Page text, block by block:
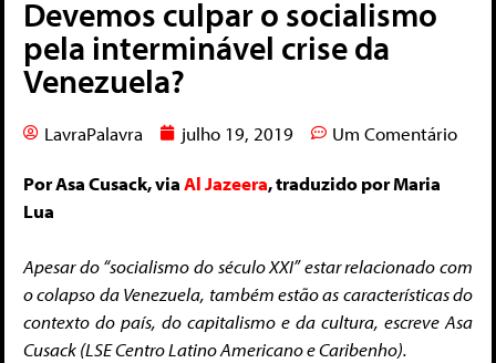
Devemos culpar o socialismo
pela interminável crise da
Venezuela?
LavraPalavra julho 19, 2019 Um Comentário
Por Asa Cusack, viaAl Jazeera, traduzido por Maria
Lua
Apesar do “socialismo do século XXI” estar relacionado com
o colapso da Venezuela, também estão as características do
contexto do país, do capitalismo e da cultura, escreve Asa
Cusack (LSE Centro Latino Americano e Caribenho).